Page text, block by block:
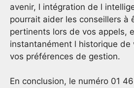
avenir, l intégration de l
pourrait aider les conseillers à
pertinents lors de vos appels,
instantanément l historique de
vos préférences de gestion.
En conclusion, le numéro 01